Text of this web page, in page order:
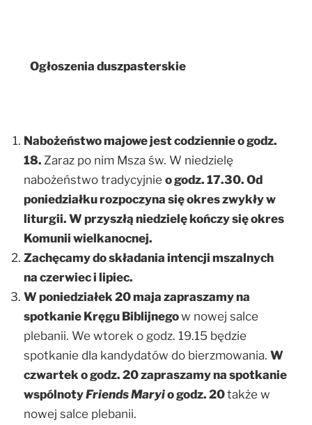
Ogłoszenia duszpasterskie
Nabożeństwo majowe jest codziennie o godz.
18. Zaraz po nim Msza św. W niedzielę
nabożeństwo tradycyjnie o godz. 17.30. Od
poniedziałku rozpoczyna się okres zwykły w
liturgii. W przyszłą niedzielę kończy się okres
Komunii wielkanocnej.
Zachęcamy do składania intencji mszalnych
na czerwiec i lipiec.
W poniedziałek 20 maja zapraszamy na
spotkanie Kręgu Biblijnegow nowej salce
plebanii. We wtorek o godz. 19.15 będzie
spotkanie dla kandydatów do bierzmowania. W
czwartek o godz. 20 zapraszamy na spotkanie
wspólnotyFriends Maryio godz. 20także w
nowej salce plebanii.